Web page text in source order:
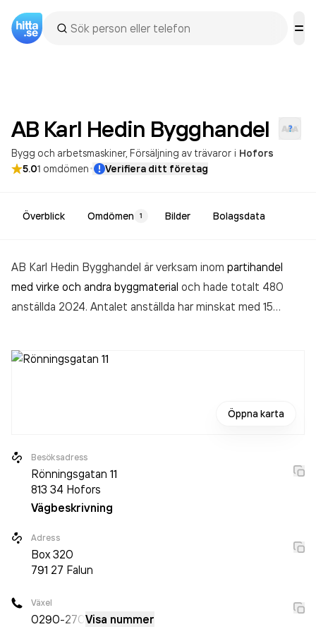
AB Karl Hedin Bygghandel
Bygg och arbetsmaskiner Försäljning av trävaror i Hofors
5.01 omdömen· Verifiera ditt företag
Överblick Omdömen 1 Bilder Bolagsdata
AB Karl Hedin Bygghandel är verksam inom partihandel
med virke och andra byggmaterial och hade totalt 480
anställda 2024. Antalet anställda har minskat med 15
1972. AB Karl Hedin Bygghandel
Öppna karta
Besöksadress
Rönningsgatan 11
813 34 Hofors
Vägbeskrivning
Adress
Box320
791 27 Falun
Växel
0290-270 Visa nummer